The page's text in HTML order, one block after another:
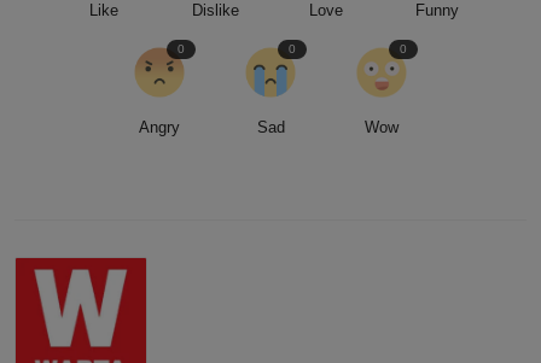
Like Dislike Love Funny
Angry
0
Sad
0
Wow
0